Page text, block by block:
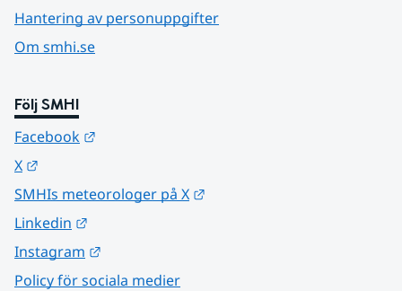
Hantering av personuppgifter
Om smhi.se
Följ SMHI
Facebook
X
SMHIs meteorologer på X
Linkedin
Instagram
Policy för sociala medier